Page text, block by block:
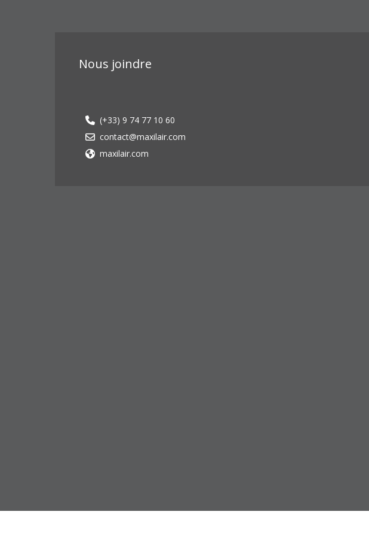
Nous joindre
(+33) 9 74 77 10 60
contact@maxilair.com
maxilair.com